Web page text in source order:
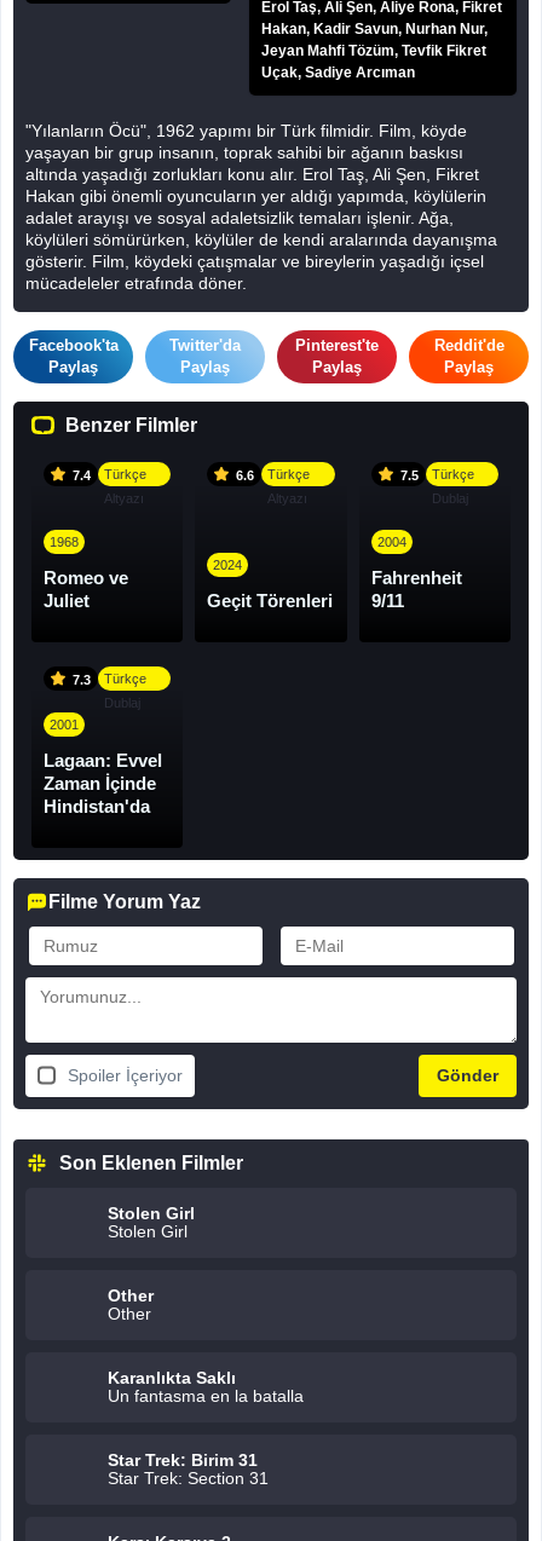
Erol Taş, Ali Şen, Aliye Rona, Fikret
Hakan, Kadir Savun, Nurhan Nur,
Jeyan Mahfi Tözüm, Tevfik Fikret
Uçak, Sadiye Arcıman
"Yılanların Öcü", 1962 yapımı bir Türk filmidir. Film, köyde
yaşayan bir grup insanın, toprak sahibi bir ağanın baskısı
altında yaşadığı zorlukları konu alır. Erol Taş, Ali Şen, Fikret
Hakan gibi önemli oyuncuların yer aldığı yapımda, köylülerin
adalet arayışı ve sosyal adaletsizlik temaları işlenir. Ağa,
köylüleri sömürürken, köylüler de kendi aralarında dayanışma
gösterir. Film, köydeki çatışmalar ve bireylerin yaşadığı içsel
mücadeleler etrafında döner.
Film, izleyicilerden genel olarak olumlu yorumlar almıştır.
Dönemin sosyal yapısını ve adaletsizlikleri etkili bir şekilde
yansıttığı düşünülmektedir. Oyunculuk performansları ve
izleyiciler, filmin temposunun yavaş olduğunu belirtmiştir. Genel
olarak, "Yılanların Öcü", Türk sinemasının önemli eserlerinden
Facebook'ta
Paylaş
Twitter'da
Paylaş
Pinterest'te
Paylaş
Reddit'de
Paylaş
Benzer Filmler
7.4
Türkçe
Altyazı
1968
Romeo ve
Juliet
6.6
Türkçe
Altyazı
2024
Geçit Törenleri
7.5
Türkçe
Dublaj
2004
Fahrenheit
9/11
7.3
Türkçe
Dublaj
2001
Lagaan: Evvel
Zaman İçinde
Hindistan'da
Filme Yorum Yaz
Spoiler İçeriyor
Son Eklenen Filmler
Stolen Girl
Stolen Girl
Other
Other
Karanlıkta Saklı
Un fantasma en la batalla
Star Trek: Birim 31
Star Trek: Section 31